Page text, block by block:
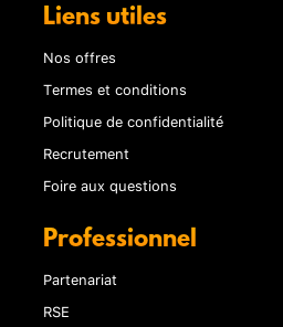
Liens utiles
Nos offres
Termes et conditions
Politique de confidentialité
Recrutement
Foire aux questions
Professionnel
Partenariat
RSE